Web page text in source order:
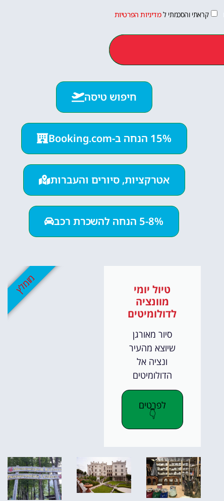
קראתי והסכמתי למדיניות הפרטיות
חיפוש טיסה
15% הנחה ב-Booking.com
אטרקציות, סיורים והעברות
5-8% הנחה להשכרת רכב
טיול יומי
מוונציה
לדולומיטים
סיור מאורגן
שיוצא מהעיר
ונציה אל
הדולומיטים
לפרטים
👇
מומלץ